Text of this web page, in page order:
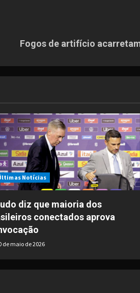
Fogos de artifício
Notícias
diz que maioria dos
conectados aprova
de maio de 2026